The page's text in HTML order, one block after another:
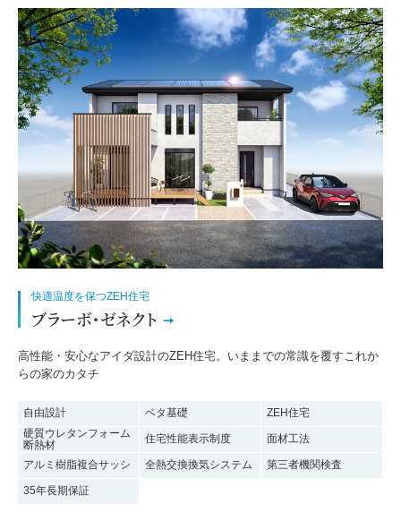
快適温度を保つZEH住宅
ブラーボ・ゼネクト
高性能・安心なアイダ設計のZEH住宅。いままでの常識を覆すこれか
らの家のカタチ
自由設計 ベタ基礎
ZEH住宅
硬質ウレタンフォーム
断熱材
住宅性能表示制度 面材工法
アルミ樹脂複合サッシ 全熱交換換気システム 第三者機関検査
35年長期保証